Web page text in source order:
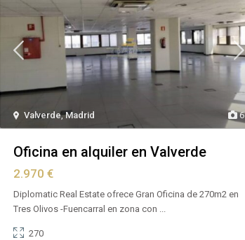
6
Valverde,Madrid
Oficina en alquiler en Valverde
2.970 €
Diplomatic Real Estate ofrece Gran Oficina de 270m2 en
Tres Olivos -Fuencarral en zona con
270